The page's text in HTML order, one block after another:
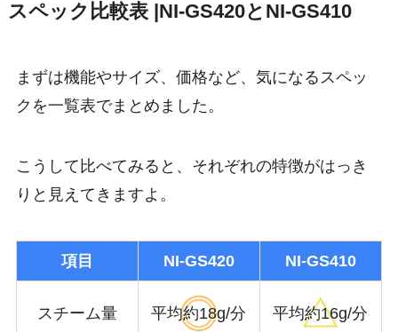
スペック比較表 |NI-GS420とNI-GS410
まずは機能やサイズ、価格など、気になるスペッ
クを一覧表でまとめました。
こうして比べてみると、それぞれの特徴がはっき
りと見えてきますよ。
項目 NI-GS420 NI-GS410
スチーム量 平均約18g/分 平均約16g/分